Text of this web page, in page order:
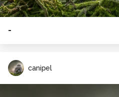
-
canipel